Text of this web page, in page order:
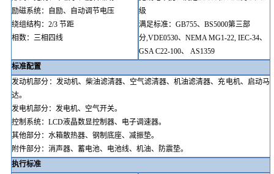
励磁系统：
自励、自动调节电压
绕组结构：2/3 节距
相数：三相四线
级
满足标准：GB755、BS5000第三部
分,VDE0530、NEMA MG1-22, IEC-34、
GSA C22-100、 AS1359
标准配置
发动机部分：发动机、柴油滤清器、空气滤清器、机油滤清器、充电机、启动马
达。
发电机部分：发电机、空气开关。
控制系统：LCD液晶数显控制器、电子调速器。
其他部分：水箱散热器、钢制底座、减振垫。
附件部分：消声器、蓄电池、电池线、机油、防震垫。
执行标准